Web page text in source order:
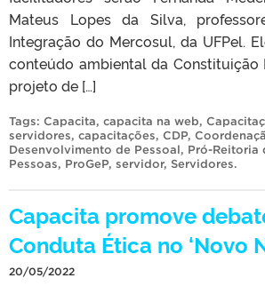
Mateus Lopes da Silva,
Integração do Mercosul, da UFPel.
conteúdo ambiental da Constituição
projeto de […]
Tags: Capacita, capacita na web,
servidores, capacitações, CDP,
Desenvolvimento de Pessoal, Pró-Reitoria
Pessoas, ProGeP, servidor, Servidores.
Capacita promove
Conduta Ética no ‘Novo
20/05/2022